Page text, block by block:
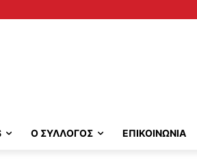
Ο ΣΥΛΛΟΓΟΣ ΕΠΙΚΟΙΝΩΝΙΑ